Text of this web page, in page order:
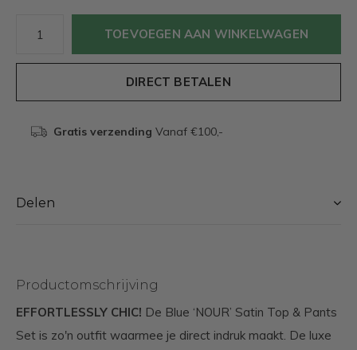
TOEVOEGEN AAN WINKELWAGEN
DIRECT BETALEN
Gratis verzending Vanaf €100,-
Delen
Productomschrijving
EFFORTLESSLY CHIC! De Blue ‘NOUR’ Satin Top & Pants
Set is zo'n outfit waarmee je direct indruk maakt. De luxe